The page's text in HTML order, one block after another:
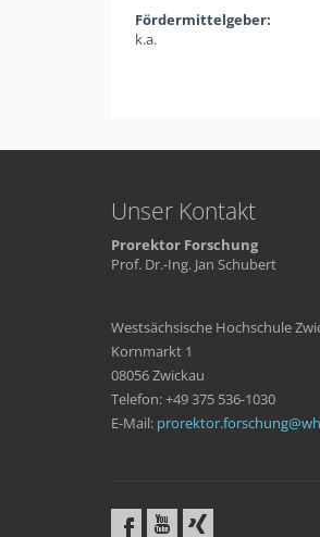
Fördermittelgeber:
k.a.
Unser Kontakt
Prorektor Forschung
Prof. Dr.-Ing. Jan Schubert
Westsächsische Hochschule
Kornmarkt 1
08056 Zwickau
Telefon: +49 375 536-1030
E-Mail: prorektor.forschung